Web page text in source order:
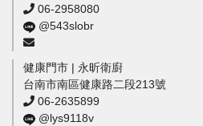
06-2958080
@543slobr
健康門市 | 永昕衛廚
台南市南區健康路二段213號
06-2635899
@lys9118v